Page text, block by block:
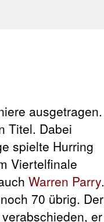
ausgetragen.
Titel. Dabei
spielte Hurring
Viertelfinale
Warren Parry.
70 übrig. Der
er